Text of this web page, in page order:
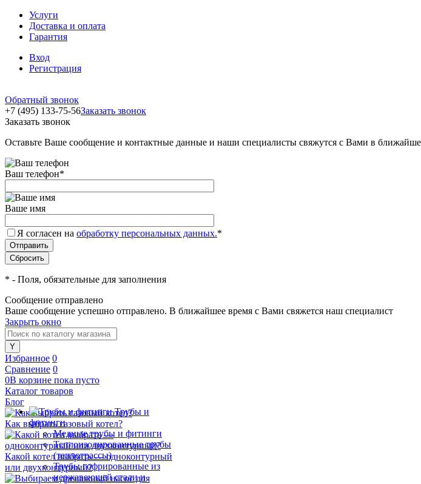
Услуги
Доставка и оплата
Гарантия
Вход
Регистрация
Обратный звонок
+7 (495) 133-75-56Заказать звонок
Заказать звонок
Оставьте Ваше сообщение и контактные данные и наши специалисты свяжутся с Вами в
Ваш телефон*
Ваше имя
Я согласен на обработку персональных данных.*
* - Поля, обязательные для заполнения
Сообщение отправлено
Ваше сообщение успешно отправлено. В ближайшее время с Вами свяжется наш специалист
Закрыть окно
Избранное 0
Сравнение 0
0В корзине пока пусто
Каталог товаров
Трубы и
фитинги
Медные трубы и фитинги
Теплоизолированные трубы
(теплотрассы)
Трубы гофрированные из
нержавеющей стали и
Блог
Как выбрать газовый котел?
Какой котел выбрать — одноконтурный
или двухконтурный?